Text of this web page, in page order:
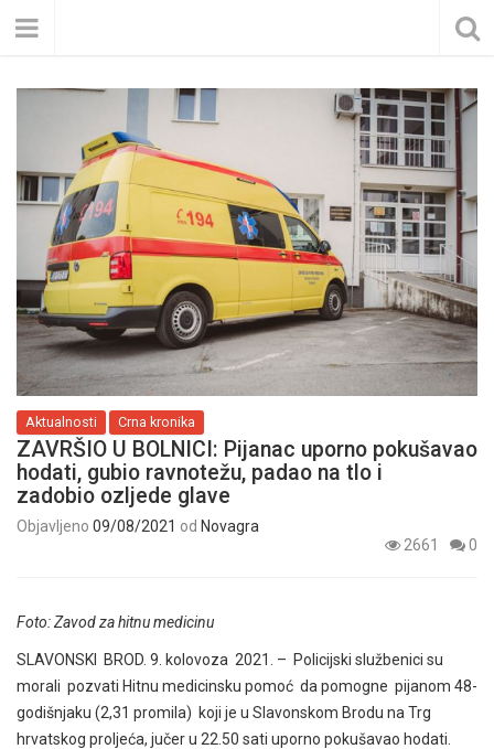
Aktualnosti Crna kronika
ZAVRŠIO U BOLNICI: Pijanac uporno pokušavao
hodati, gubio ravnotežu, padao na tlo i
zadobio ozljede glave
Objavljeno 09/08/2021 od Novagra
2661
0
Foto: Zavod za hitnu medicinu
SLAVONSKI BROD. 9. kolovoza 2021. – Policijski službenici su
morali pozvati Hitnu medicinsku pomoć da pomogne pijanom 48-
godišnjaku (2,31 promila) koji je u Slavonskom Brodu na Trg
hrvatskog proljeća, jučer u 22.50 sati uporno pokušavao hodati.